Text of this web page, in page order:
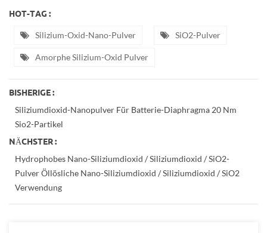
HOT-TAG :
Silizium-Oxid-Nano-Pulver SiO2-Pulver
Amorphe Silizium-Oxid Pulver
BISHERIGE :
Siliziumdioxid-Nanopulver Für Batterie-Diaphragma 20 Nm
Sio2-Partikel
NÄCHSTER :
Hydrophobes Nano-Siliziumdioxid / Siliziumdioxid / SiO2-
Pulver Öllösliche Nano-Siliziumdioxid / Siliziumdioxid / SiO2
Verwendung